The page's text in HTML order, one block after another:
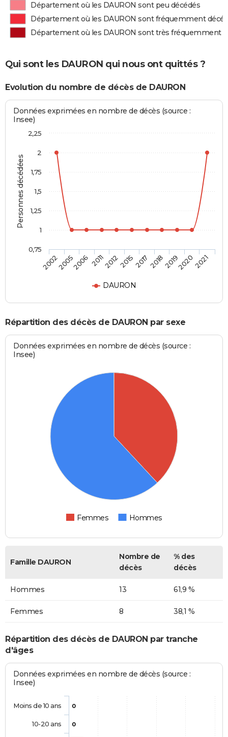
Département où les DAURON sont peu décédés
Département où les DAURON sont fréquemment
Département où les DAURON sont très fréquemment
Qui sont les DAURON qui nous ont quittés ?
Evolution du nombre de décès de DAURON
Personnes décédées
Données exprimées en nombre de décès (source :
Insee)
DAURON
200220052006 20112012201520172018201920202021
0,75
1
1,25
1,5
1,75
2
2,25
Répartition des décès de DAURON par sexe
Données exprimées en nombre de décès (source :
Insee)
Femmes Hommes
Famille DAURON
Nombre de
décès
% des
décès
Hommes 13 61,9 %
Femmes 8 38,1 %
Répartition des décès de DAURON par tranche
d'âges
Données exprimées en nombre de décès (source :
Insee)
0
0
Moins de 10 ans
10-20 ans